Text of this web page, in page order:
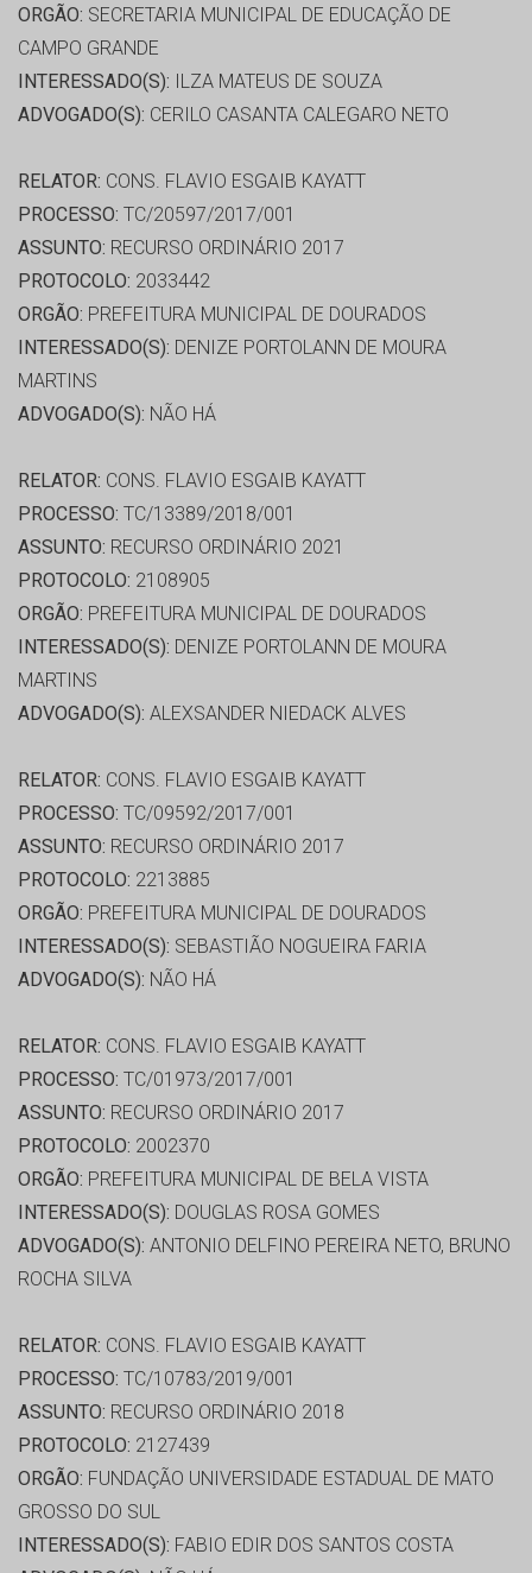
ORGÃO: SECRETARIA MUNICIPAL DE EDUCAÇÃO DE
CAMPO GRANDE
INTERESSADO(S): ILZA MATEUS DE SOUZA
ADVOGADO(S): CERILO CASANTA CALEGARO NETO
RELATOR: CONS. FLAVIO ESGAIB KAYATT
PROCESSO: TC/20597/2017/001
ASSUNTO: RECURSO ORDINÁRIO 2017
PROTOCOLO: 2033442
ORGÃO: PREFEITURA MUNICIPAL DE DOURADOS
INTERESSADO(S): DENIZE PORTOLANN DE MOURA
MARTINS
ADVOGADO(S): NÃO HÁ
RELATOR: CONS. FLAVIO ESGAIB KAYATT
PROCESSO: TC/13389/2018/001
ASSUNTO: RECURSO ORDINÁRIO 2021
PROTOCOLO: 2108905
ORGÃO: PREFEITURA MUNICIPAL DE DOURADOS
INTERESSADO(S): DENIZE PORTOLANN DE MOURA
MARTINS
ADVOGADO(S): ALEXSANDER NIEDACK ALVES
RELATOR: CONS. FLAVIO ESGAIB KAYATT
PROCESSO: TC/09592/2017/001
ASSUNTO: RECURSO ORDINÁRIO 2017
PROTOCOLO: 2213885
ORGÃO: PREFEITURA MUNICIPAL DE DOURADOS
INTERESSADO(S): SEBASTIÃO NOGUEIRA FARIA
ADVOGADO(S): NÃO HÁ
RELATOR: CONS. FLAVIO ESGAIB KAYATT
PROCESSO: TC/01973/2017/001
ASSUNTO: RECURSO ORDINÁRIO 2017
PROTOCOLO: 2002370
ORGÃO: PREFEITURA MUNICIPAL DE BELA VISTA
INTERESSADO(S): DOUGLAS ROSA GOMES
ADVOGADO(S): ANTONIO DELFINO PEREIRA NETO, BRUNO
ROCHA SILVA
RELATOR: CONS. FLAVIO ESGAIB KAYATT
PROCESSO: TC/10783/2019/001
ASSUNTO: RECURSO ORDINÁRIO 2018
PROTOCOLO: 2127439
ORGÃO: FUNDAÇÃO UNIVERSIDADE ESTADUAL DE MATO
GROSSO DO SUL
INTERESSADO(S): FABIO EDIR DOS SANTOS COSTA